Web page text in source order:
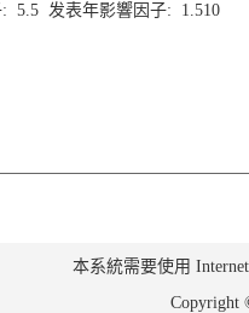
: 5.5 发表年影響因子: 1.510
本系統需要使用
Copyright